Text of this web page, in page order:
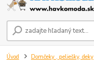
Úvod Domčeky , peliešky, deky